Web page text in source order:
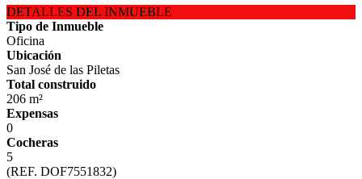
DETALLES DEL INMUEBLE
Tipo de Inmueble
Oficina
Ubicación
San José de las Piletas
Total construido
206 m²
Expensas
0
Cocheras
5
(REF. DOF7551832)